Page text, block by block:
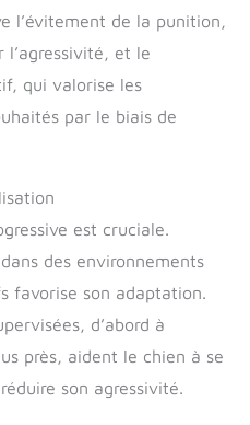
l’évitement de la punition,
l’agressivité, et le
qui valorise les
par le biais de
est cruciale.
des environnements
favorise son adaptation.
d’abord à
près, aident le chien à se
son agressivité.